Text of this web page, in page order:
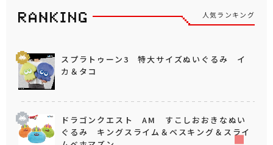
人気ランキング
スプラトゥーン3 特大サイズぬいぐるみ イ
カ＆タコ
ドラゴンクエスト AM すこしおおきなぬい
ぐるみ キングスライム＆ベスキング＆スライ